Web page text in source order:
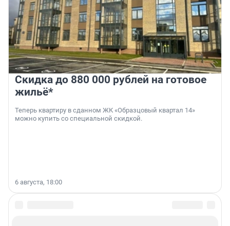
Скидка до 880 000 рублей на готовое
жильё*
Теперь квартиру в сданном ЖК «Образцовый квартал 14»
можно купить со специальной скидкой.
6 августа, 18:00